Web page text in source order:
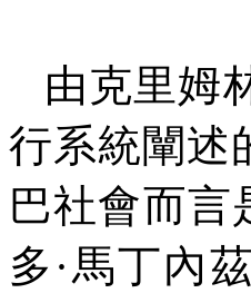
由克里姆
行系統闡述
巴社會而言
多 ·馬丁內茲